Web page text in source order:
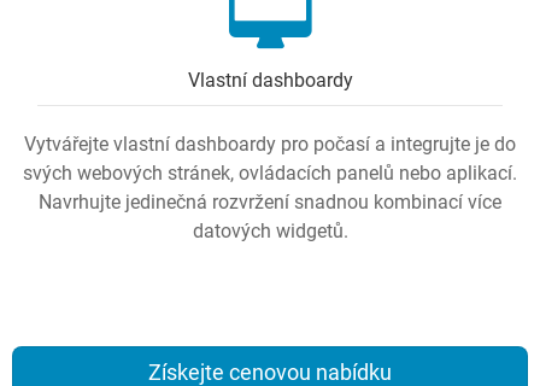
Vlastní dashboardy
Vytvářejte vlastní dashboardy pro počasí a integrujte je do
svých webových stránek, ovládacích panelů nebo aplikací.
Navrhujte jedinečná rozvržení snadnou kombinací více
datových widgetů.
Získejte cenovou nabídku